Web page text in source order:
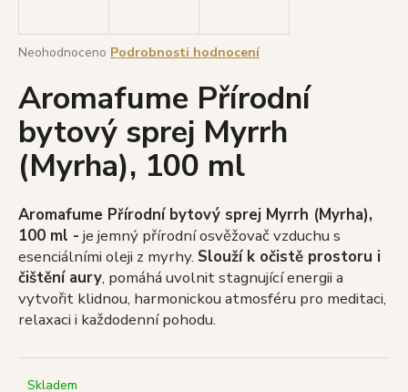
Průměrné
produktu
je
0,0
z
5
hvězdiček.
Neohodnoceno Podrobnosti hodnocení
Aromafume Přírodní
bytový sprej Myrrh
(Myrha), 100 ml
Aromafume Přírodní bytový sprej Myrrh (Myrha),
100 ml - je jemný přírodní osvěžovač vzduchu s
esenciálními oleji z myrhy. Slouží k očistě prostoru i
čištění aury, pomáhá uvolnit stagnující energii a
vytvořit klidnou, harmonickou atmosféru pro meditaci,
relaxaci i každodenní pohodu.
Skladem
j
t
?
HLEDAT
D
o
p